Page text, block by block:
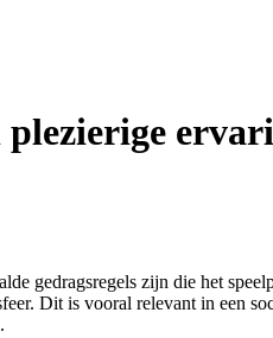
plezierige
gedragsregels zijn die het
Dit is vooral relevant in een